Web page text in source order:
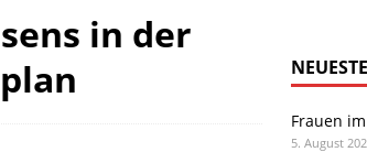
in der
Frauen
5. August